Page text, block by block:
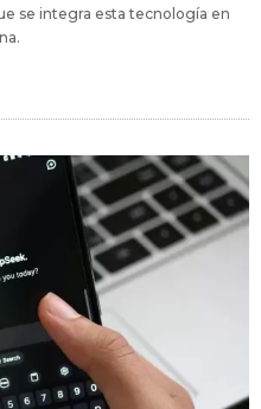
se integra esta tecnología en